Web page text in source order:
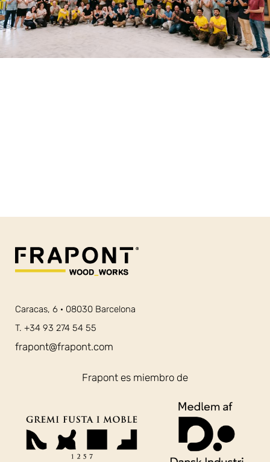
Caracas, 6 · 08030 Barcelona
T. +34 93 274 54 55
frapont@frapont.com
Frapont es miembro de